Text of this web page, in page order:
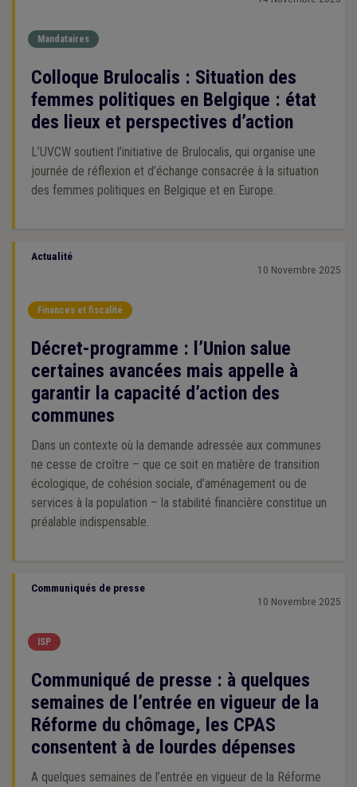
Mandataires
Colloque Brulocalis : Situation des
femmes politiques en Belgique : état
des lieux et perspectives d’action
L’UVCW soutient l’initiative de Brulocalis, qui organise une
journée de réflexion et d’échange consacrée à la situation
des femmes politiques en Belgique et en Europe.
Actualité
10 Novembre 2025
Finances et fiscalité
Décret-programme : l’Union salue
certaines avancées mais appelle à
garantir la capacité d’action des
communes
Dans un contexte où la demande adressée aux communes
ne cesse de croître – que ce soit en matière de transition
écologique, de cohésion sociale, d’aménagement ou de
services à la population – la stabilité financière constitue un
préalable indispensable.
Communiqués de presse
10 Novembre 2025
ISP
Communiqué de presse : à quelques
semaines de l’entrée en vigueur de la
Réforme du chômage, les CPAS
consentent à de lourdes dépenses
A quelques semaines de l’entrée en vigueur de la Réforme